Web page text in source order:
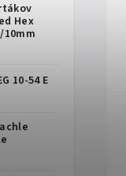
Hex
10-54 E